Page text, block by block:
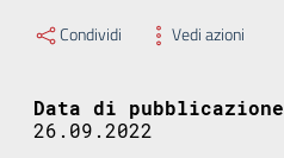
Condividi Vedi azioni
Data di pubblicazione
26.09.2022